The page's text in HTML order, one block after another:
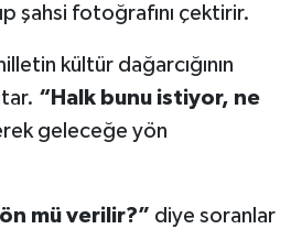
şahsi fotoğrafını çektirir.
kültür dağarcığının
“Halk bunu istiyor, ne
geleceğe yön
mü verilir?” diye soranlar